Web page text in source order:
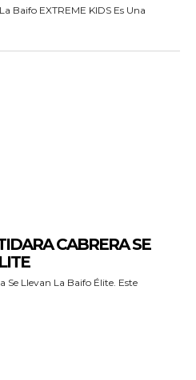
Baifo EXTREME KIDS Es Una
CABRERA SE
Se Llevan La Baifo Élite. Este